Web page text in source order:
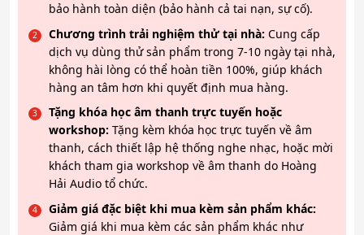
bảo hành toàn diện (bảo hành cả tai nạn, sự cố).
Chương trình trải nghiệm thử tại nhà: Cung cấp
dịch vụ dùng thử sản phẩm trong 7-10 ngày tại nhà,
không hài lòng có thể hoàn tiền 100%, giúp khách
hàng an tâm hơn khi quyết định mua hàng.
Tặng khóa học âm thanh trực tuyến hoặc
workshop: Tặng kèm khóa học trực tuyến về âm
thanh, cách thiết lập hệ thống nghe nhạc, hoặc mời
khách tham gia workshop về âm thanh do Hoàng
Hải Audio tổ chức.
Giảm giá đặc biệt khi mua kèm sản phẩm khác:
Giảm giá khi mua kèm các sản phẩm khác như